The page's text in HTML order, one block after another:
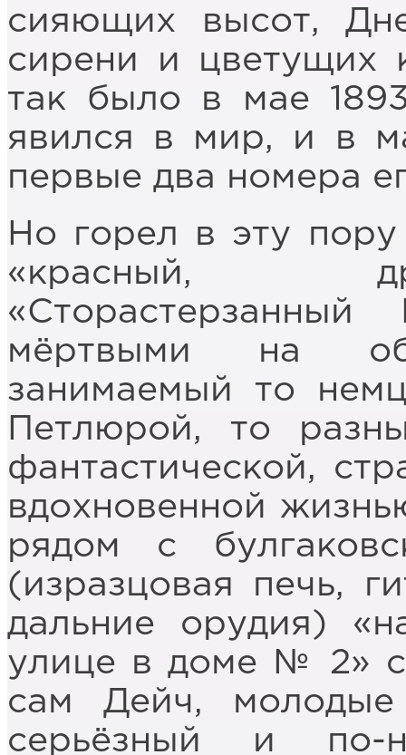
сияющих высот,
сирени и цветущих
так было в мае
явился в мир, и в
первые два номера
Но горел в эту
«красный,
мёртвыми на
занимаемый то
Петлюрой, то
фантастической,
вдохновенной
рядом с
(изразцовая печь,
дальние орудия)
улице в доме № 2»
сам Дейч,
серьёзный и по-